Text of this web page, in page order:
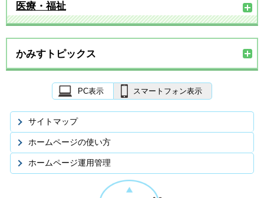
医療・福祉
かみすトピックス
PC表示 スマートフォン表示
サイトマップ
ホームページの使い方
ホームページ運用管理